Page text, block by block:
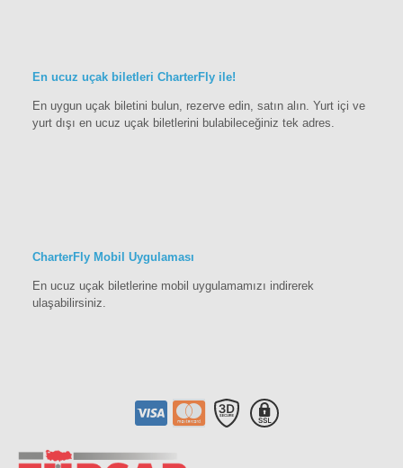
En ucuz uçak biletleri CharterFly ile!
En uygun uçak biletini bulun, rezerve edin, satın alın. Yurt içi ve
yurt dışı en ucuz uçak biletlerini bulabileceğiniz tek adres.
CharterFly Mobil Uygulaması
En ucuz uçak biletlerine mobil uygulamamızı indirerek
ulaşabilirsiniz.